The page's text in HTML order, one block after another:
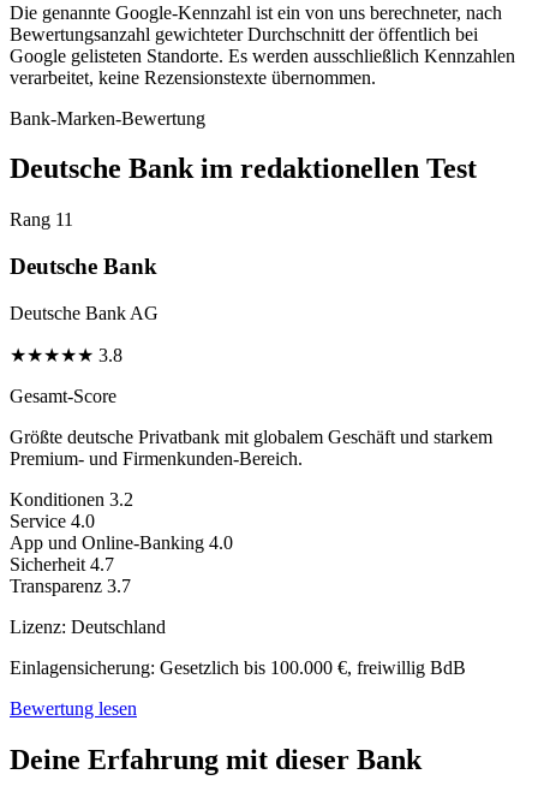
Die genannte Google-Kennzahl ist ein von uns berechneter, nach
Bewertungsanzahl gewichteter Durchschnitt der öffentlich bei
Google gelisteten Standorte. Es werden ausschließlich Kennzahlen
verarbeitet, keine Rezensionstexte übernommen.
Bank-Marken-Bewertung
Deutsche Bank im redaktionellen Test
Rang 11
Deutsche Bank
Deutsche Bank AG
★★★★★ 3.8
Gesamt-Score
Größte deutsche Privatbank mit globalem Geschäft und starkem
Premium- und Firmenkunden-Bereich.
Konditionen 3.2
Service 4.0
App und Online-Banking 4.0
Sicherheit 4.7
Transparenz 3.7
Lizenz: Deutschland
Einlagensicherung: Gesetzlich bis 100.000 €, freiwillig BdB
Bewertung lesen
Deine Erfahrung mit dieser Bank